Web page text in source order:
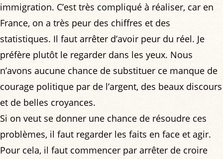
immigration. C’est très compliqué à réaliser, car en
France, on a très peur des chiffres et des
statistiques. Il faut arrêter d’avoir peur du réel. Je
préfère plutôt le regarder dans les yeux. Nous
n’avons aucune chance de substituer ce manque de
courage politique par de l’argent, des beaux discours
et de belles croyances.
Si on veut se donner une chance de résoudre ces
problèmes, il faut regarder les faits en face et agir.
Pour cela, il faut commencer par arrêter de croire